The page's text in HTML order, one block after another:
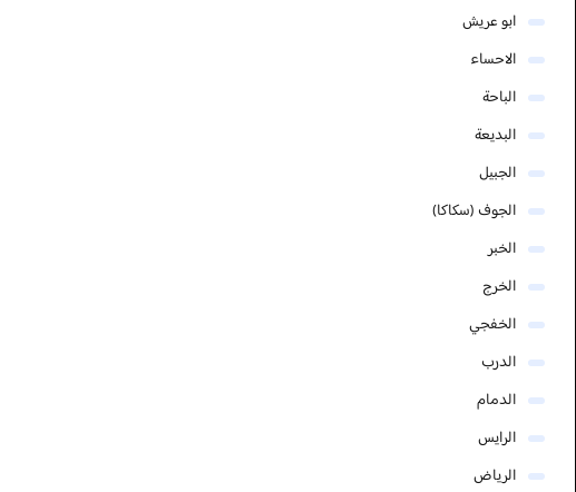
ابو عريش
الاحساء
الباحة
البديعة
الجبيل
الجوف (سكاكا)
الخبر
الخرج
الخفجي
الدرب
الدمام
الرايس
الرياض